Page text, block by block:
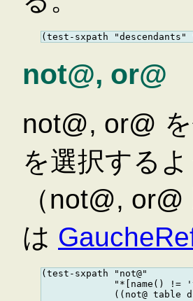
not@, or@
not@, or@
を選択する
（not@,
は
(test-sxpath "not@"
"*[name() !=
((not@ table